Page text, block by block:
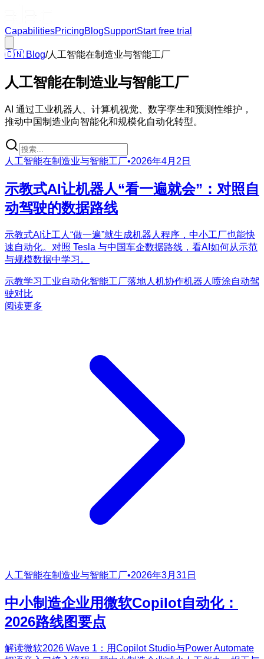
CapabilitiesPricingBlogSupportStart free trial
🇨🇳 Blog/人工智能在制造业与智能工厂
人工智能在制造业与智能工厂
AI 通过工业机器人、计算机视觉、数字孪生和预测性维护，
推动中国制造业向智能化和规模化自动化转型。
人工智能在制造业与智能工厂•2026年4月2日
示教式AI让机器人“看一遍就会”：对照自
动驾驶的数据路线
示教式AI让工人“做一遍”就生成机器人程序，中小工厂也能快
速自动化。对照 Tesla 与中国车企数据路线，看AI如何从示范
与规模数据中学习。
示教学习工业自动化智能工厂落地人机协作机器人喷涂自动驾
驶对比
阅读更多
人工智能在制造业与智能工厂•2026年3月31日
中小制造企业用微软Copilot自动化：
2026路线图要点
解读微软2026 Wave 1：用Copilot Studio与Power Automate